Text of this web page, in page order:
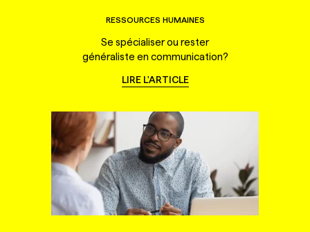
RESSOURCES HUMAINES
Se spécialiser ou rester
généraliste en communication?
LIRE L'ARTICLE